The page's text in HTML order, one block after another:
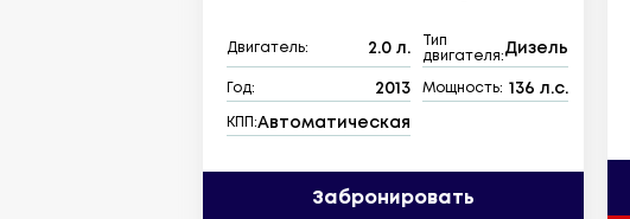
Двигатель: 2.0 л.
Тип
двигателя:
Дизель
Год: 2013 Мощность: 136 л.с.
КПП:Автоматическая
Забронировать